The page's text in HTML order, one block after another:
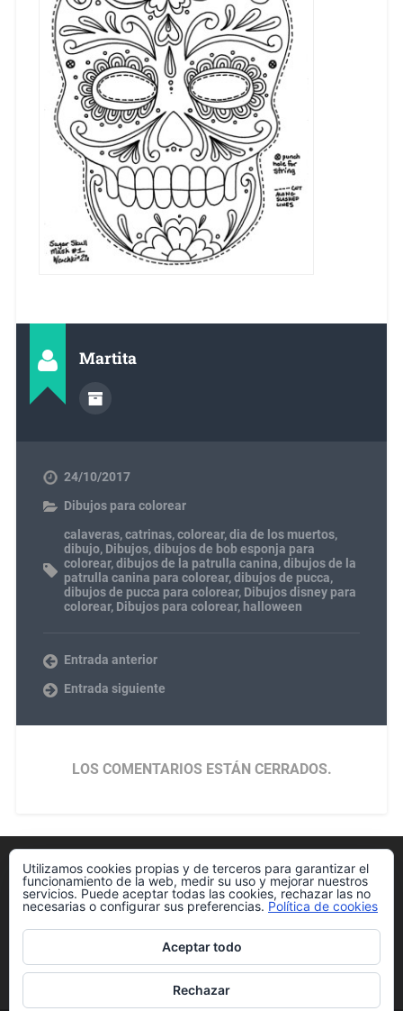
Martita
24/10/2017
Dibujos para colorear
calaveras,catrinas,colorear,dia de los muertos,
dibujo, Dibujos,dibujos de bob esponja para
colorear,dibujos de la patrulla canina,dibujos de la
patrulla canina para colorear,dibujos de pucca,
dibujos de pucca para colorear, Dibujos disney para
colorear, Dibujos para colorear, halloween
Entrada anterior
Entrada siguiente
LOS COMENTARIOS ESTÁN CERRADOS.
Política de cookies
Más información sobre las cookies
Utilizamos cookies propias y de terceros para garantizar el
funcionamiento de la web, medir su uso y mejorar nuestros
servicios. Puede aceptar todas las cookies, rechazar las no
necesarias o configurar sus preferencias. Política de cookies
Aceptar todo
Rechazar